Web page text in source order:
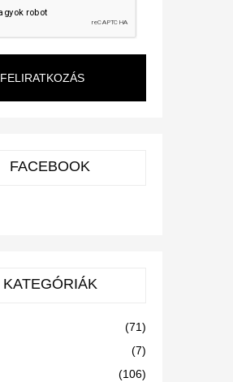
FELIRATKOZÁS
FACEBOOK
KATEGÓRIÁK
(71)
(7)
(106)